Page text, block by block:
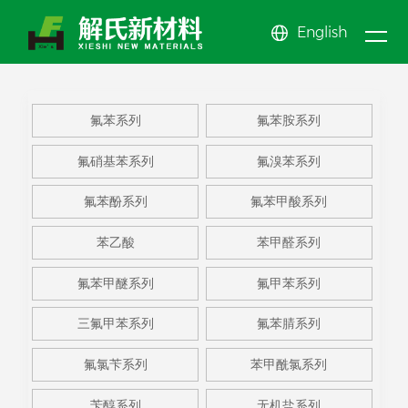
English
我们
About us
公司文化
EHS体系
公司简介
企业展示
资质荣誉
产品
中心
Product center
氟苯甲
醚系列
氟甲苯
系列
三氟甲
苯系列
更多系
列
氟苯酚
系列
氟苯甲
酸系列
苯乙酸
氟苯系
列
氟苯胺
系列
氟硝基
新闻
中心
News center
公司新闻
行业动态
氟苯系列 氟苯胺系列
氟硝基苯系列 氟溴苯系列
氟苯酚系列 氟苯甲酸系列
苯乙酸 苯甲醛系列
氟苯甲醚系列 氟甲苯系列
三氟甲苯系列 氟苯腈系列
氟氯苄系列 苯甲酰氯系列